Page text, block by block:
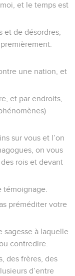
et le temps est
et de désordres,
une nation, et
et par endroits,
sur vous et l’on
on vous
rois et devant
témoignage.
préméditer votre
sagesse à laquelle
contredire.
des frères, des
d’entre